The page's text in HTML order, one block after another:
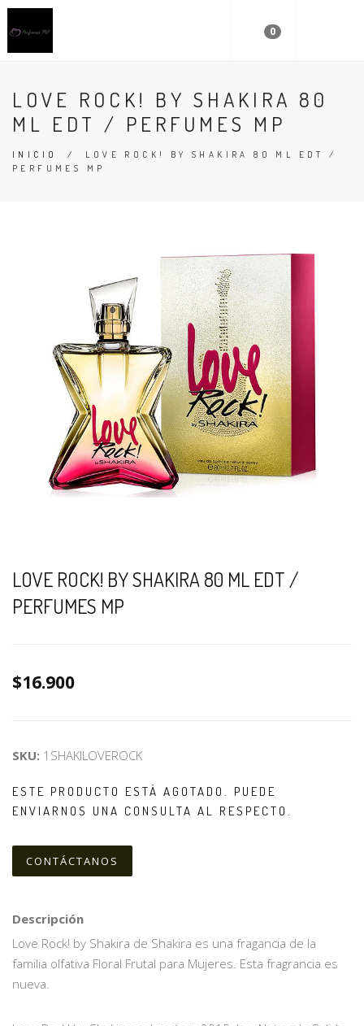
0
LOVE ROCK! BY SHAKIRA 80
ML EDT / PERFUMES MP
INICIO / LOVE ROCK! BY SHAKIRA 80 ML EDT /
PERFUMES MP
LOVE ROCK! BY SHAKIRA 80 ML EDT /
PERFUMES MP
$16.900
SKU: 1SHAKILOVEROCK
ESTE PRODUCTO ESTÁ AGOTADO. PUEDE
ENVIARNOS UNA CONSULTA AL RESPECTO.
CONTÁCTANOS
Descripción
Love Rock! by Shakira de Shakira es una fragancia de la
familia olfativa Floral Frutal para Mujeres. Esta fragrancia es
nueva.